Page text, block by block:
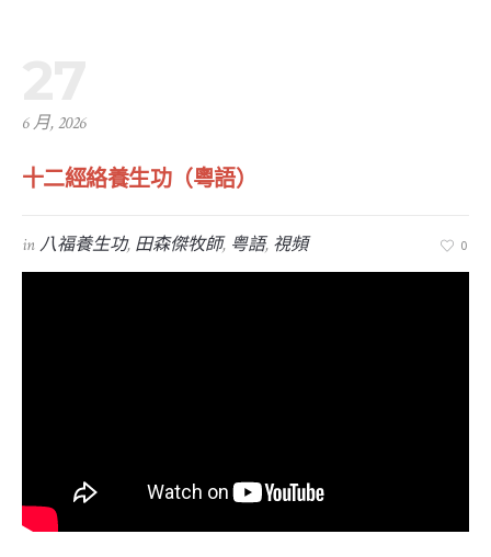
6 月, 2026
十二經絡養生功（粵語）
in八福養生功, 田森傑牧師, 粤語, 視頻 0